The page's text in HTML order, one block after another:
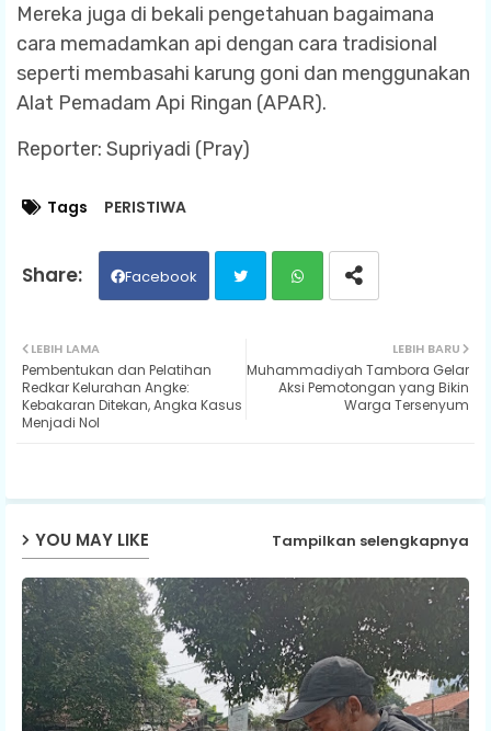
Mereka juga di bekali pengetahuan bagaimana
cara memadamkan api dengan cara tradisional
seperti membasahi karung goni dan menggunakan
Alat Pemadam Api Ringan (APAR).
Reporter: Supriyadi (Pray)
Tags PERISTIWA
Facebook
ter ats
LEBIH BARU
Muhammadiyah Tambora Gelar
Aksi Pemotongan yang Bikin
Warga Tersenyum
LEBIH LAMA
Pembentukan dan Pelatihan
Redkar Kelurahan Angke:
Kebakaran Ditekan, Angka Kasus
Menjadi Nol
YOU MAY LIKE Tampilkan selengkapnya